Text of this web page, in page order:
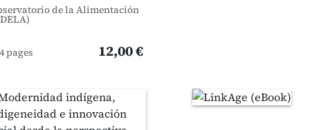
de la Alimentación
pages 12,00 €